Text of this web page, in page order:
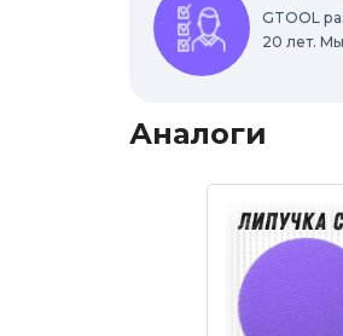
GTOOL
20 лет.
Аналоги